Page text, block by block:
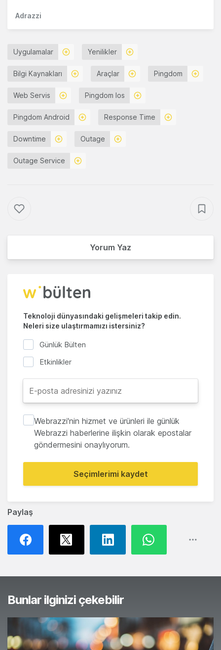
Paylaş
Adrazzi
Uygulamalar Yenilikler
Bilgi Kaynakları Araçlar Pingdom
Web Servis Pingdom Ios
Pingdom Android Response Time
Downtime Outage
Outage Service
Yorum Yaz
Teknoloji dünyasındaki gelişmeleri takip edin.
Neleri size ulaştırmamızı istersiniz?
Günlük Bülten
Etkinlikler
Webrazzi'nin hizmet ve ürünleri ile günlük
Webrazzi haberlerine ilişkin olarak epostalar
göndermesini onaylıyorum.
Seçimlerimi kaydet
Bunlar ilginizi çekebilir